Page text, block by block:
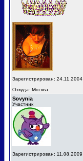
Зарегистрирован: 24.11.2004
Откуда: Москва
Sovynia
Участник
Зарегистрирован: 11.08.2009